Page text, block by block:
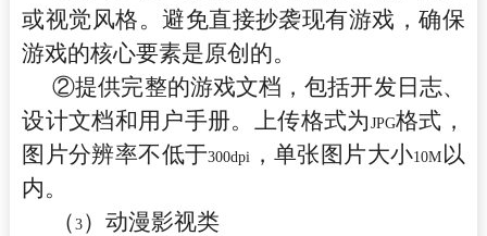
或视觉风格。避免直接抄袭现有游戏，确保
游戏的核心要素是原创的。
②提供完整的游戏文档，包括开发日志、
设计文档和用户手册。上传格式为 JPG格式，
图片分辨率不低于300dpi ，单张图片大小10M 以
内。
（3 ）动漫影视类